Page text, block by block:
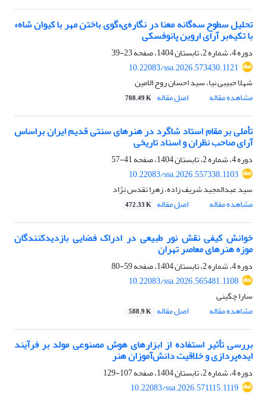
تحلیل سطوح سه‌گانه معنا در نگاره‌ی«گوی باختن مهر با کیوان شاه»
با تکیه‌بر آرای اروین پانوفسکی
دوره 4، شماره 2، تابستان 1404، صفحه
23-39
10.22083/ssa.2026.573430.1121
شهلا حبیبی نیا، سید احسان روح الامین
مشاهده مقاله
اصل مقاله 708.49 K
تأملی بر مقام استاد شاگرد در هنرهای سنتی قدیم ایران براساس
آرای صاحب نظران و اسناد تاریخی
دوره 4، شماره 2، تابستان 1404، صفحه
41-57
10.22083/ssa.2026.557338.1103
سید عبدالمجید شریف زاده، زهرا تقدس نژاد
مشاهده مقاله
اصل مقاله 472.33 K
خوانش کیفی نقش نور طبیعی در ادراک فضایی بازدیدکنندگان
موزه هنرهای معاصر تهران
دوره 4، شماره 2، تابستان 1404، صفحه
59-80
10.22083/ssa.2026.565481.1108
سارا چگینی
مشاهده مقاله
اصل مقاله 588.9 K
بررسی تأثیر استفاده از ابزارهای هوش مصنوعی مولد بر فرآیند
ایده‌پردازی و خلاقیت دانش‌آموزان هنر
دوره 4، شماره 2، تابستان 1404، صفحه
107-129
10.22083/ssa.2026.571115.1119